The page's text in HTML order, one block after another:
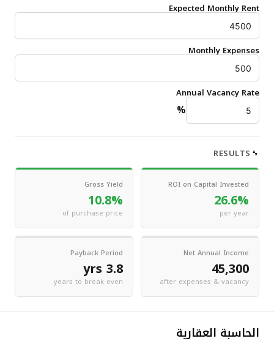
Expected Monthly Rent
Monthly Expenses
Annual Vacancy Rate
RESULTS
ROI on Capital Invested
26.6%
per year
Gross Yield
10.8%
of purchase price
Net Annual Income
45,300
after expenses & vacancy
Payback Period
3.8 yrs
years to break even
الحاسبة العقارية